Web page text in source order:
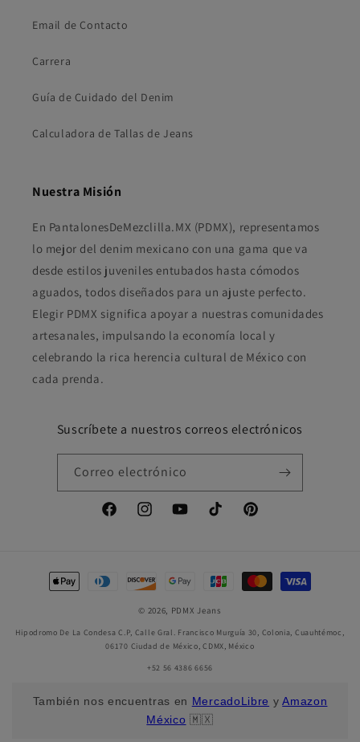
Email de Contacto
Carrera
Guía de Cuidado del Denim
Calculadora de Tallas de Jeans
Nuestra Misión
En PantalonesDeMezclilla.MX (PDMX), representamos
lo mejor del denim mexicano con una gama que va
desde estilos juveniles entubados hasta cómodos
aguados, todos diseñados para un ajuste perfecto.
Elegir PDMX significa apoyar a nuestras comunidades
artesanales, impulsando la economía local y
celebrando la rica herencia cultural de México con
cada prenda.
Suscríbete a nuestros correos electrónicos
Correo electrónico
FacebookInstagramYouTubeTikTok Pinterest
Formas
de
© 2026, PDMX Jeans
Hipodromo De La Condesa C.P, Calle Gral. Francisco Murguía 30, Colonia, Cuauhtémoc,
06170 Ciudad de México, CDMX, México
+52 56 4386 6656
También nos encuentras en MercadoLibre yAmazon
México 🇲🇽